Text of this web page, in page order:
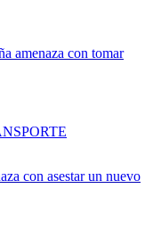
amenaza con tomar
con asestar un nuevo